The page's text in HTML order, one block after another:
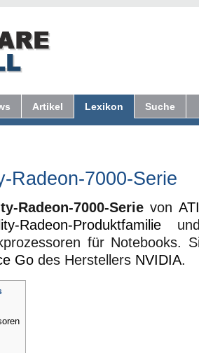
Artikel Lexikon Suche
Radeon-7000-Serie
Radeon-7000-Serie von
Radeon-Produktfamilie
für Notebooks.
Go des Herstellers NVIDIA.